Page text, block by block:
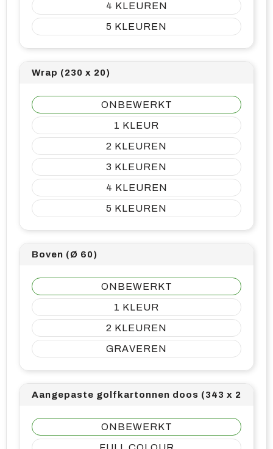
4
5
Wrap (230 x 20)
ONBEWERKT
1
2
3
4
5
Boven (Ø 60)
ONBEWERKT
1
2
GRAVEREN
Aangepaste golfkartonnen doos (343 x 248)
ONBEWERKT